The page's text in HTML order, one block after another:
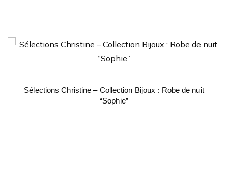
Sélections Christine – Collection Bijoux : Robe de nuit
“Sophie”